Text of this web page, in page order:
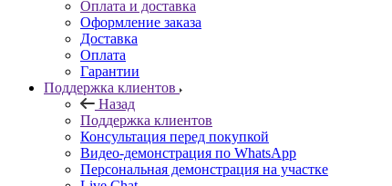
Оплата и доставка
Оформление заказа
Доставка
Оплата
Гарантии
Поддержка клиентов
Назад
Поддержка клиентов
Консультация перед покупкой
Видео-демонстрация по WhatsApp
Персональная демонстрация на участке